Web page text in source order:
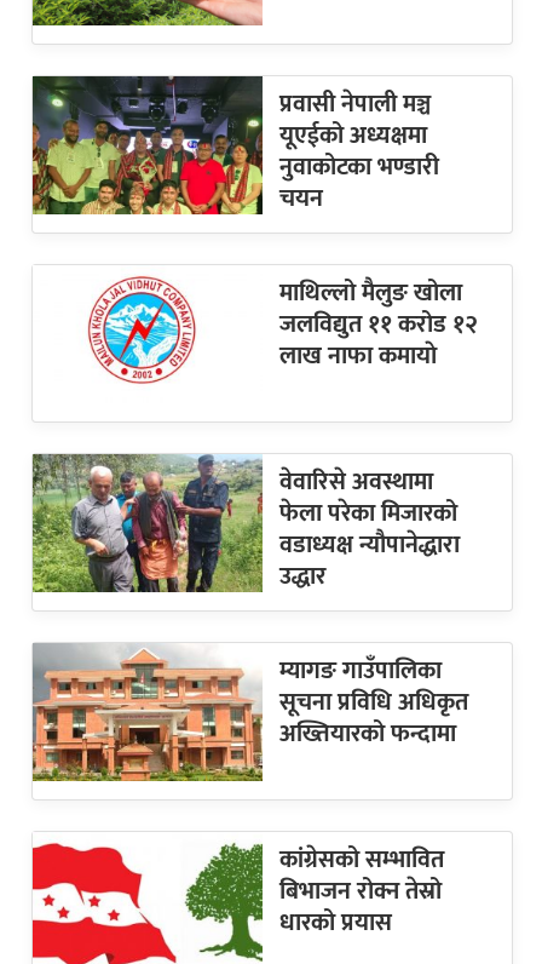
प्रवासी नेपाली मञ्च
यूएईको अध्यक्षमा
नुवाकोटका भण्डारी
चयन
माथिल्लो मैलुङ खोला
जलविद्युत ११ करोड १२
लाख नाफा कमायाे
वेवारिसे अवस्थामा
फेला परेका मिजारको
वडाध्यक्ष न्यौपानेद्धारा
उद्धार
म्यागङ गाउँपालिका
सूचना प्रविधि अधिकृत
अख्तियारको फन्दामा
कांग्रेसको सम्भावित
बिभाजन रोक्न तेस्रो
धारको प्रयास